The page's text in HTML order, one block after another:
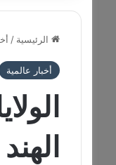
الرئيسية /
أخبار عالمية
الهند